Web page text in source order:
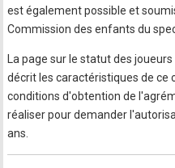
est également possible et
Commission des enfants du
La page sur le statut des
décrit les caractéristiques de ce
conditions d'obtention de
réaliser pour demander
ans.